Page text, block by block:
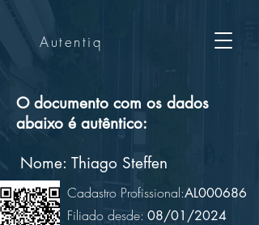
Autentiq
O documento com os dados
abaixo é autêntico:
Nome:
Cadastro Profissional:
Filiado desde:
Thiago Steffen
08/01/2024
AL000686